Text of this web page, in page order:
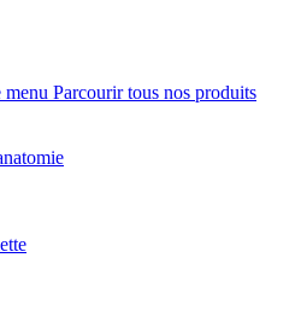
Parcourir tous nos produits